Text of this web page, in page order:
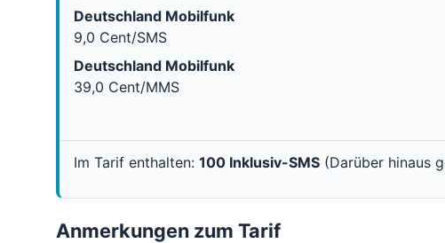
Deutschland Mobilfunk
9,0 Cent/SMS
Deutschland Mobilfunk
39,0 Cent/MMS
Im Tarif enthalten: 100 Inklusiv-SMS (Darüber hinaus
Anmerkungen zum Tarif